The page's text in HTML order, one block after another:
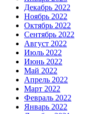
Декабрь 2022
Ноябрь 2022
Октябрь 2022
Сентябрь 2022
Август 2022
Июль 2022
Июнь 2022
Май 2022
Апрель 2022
Март 2022
Февраль 2022
Январь 2022